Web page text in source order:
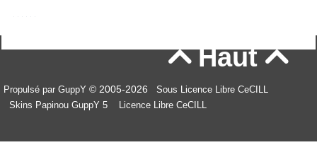
Haut
Propulsé par GuppY © 2005-2026
Sous Licence Libre CeCILL
Skins Papinou GuppY 5
Licence Libre CeCILL